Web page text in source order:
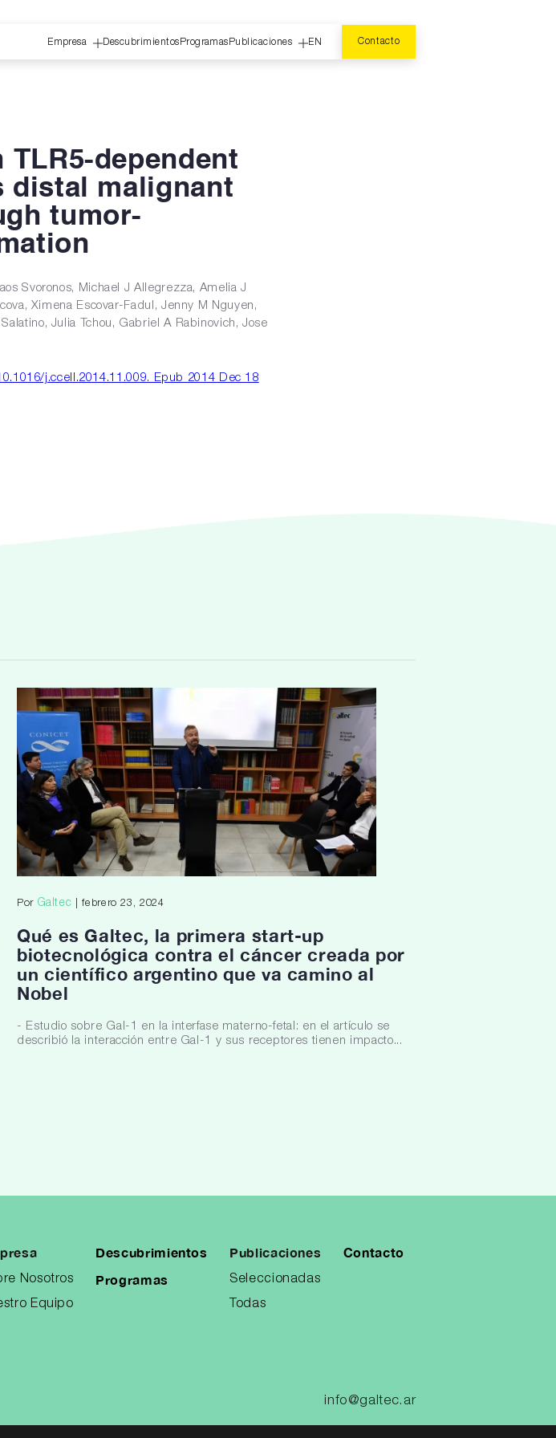
Empresa DescubrimientosProgramasPublicaciones EN Contacto
dependent
distal malignant
tumor-
Svoronos, Michael J Allegrezza, Amelia J
Ximena Escovar-Fadul, Jenny M Nguyen,
Julia Tchou, Gabriel A Rabinovich, Jose
j.ccell.2014.11.009. Epub 2014 Dec 18
Por Galtec | febrero 23, 2024
Qué es Galtec, la primera start-up
biotecnológica contra el cáncer creada por
un científico argentino que va camino al
Nobel
- Estudio sobre Gal-1 en la interfase materno-fetal: en el artículo se
describió la interacción entre Gal-1 y sus receptores tienen impacto...
Nosotros
Equipo
Descubrimientos
Programas
Publicaciones
Seleccionadas
Todas
Contacto
info@galtec.ar